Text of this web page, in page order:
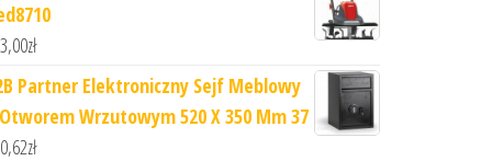
zł
Partner Elektroniczny Sejf Meblowy
Wrzutowym 520 X 350 Mm 37
zł